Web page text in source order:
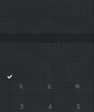
จ. อ. พ.
3
4 5